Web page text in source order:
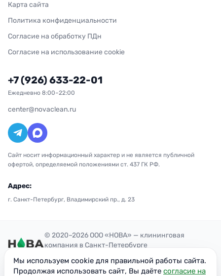
Карта сайта
Политика конфиденциальности
Согласие на обработку ПДн
Согласие на использование cookie
+7 (926) 633-22-01
Ежедневно 8:00–22:00
center@novaclean.ru
Сайт носит информационный характер и не является публичной
офертой, определяемой положениями ст. 437 ГК РФ.
Адрес:
г. Санкт-Петербург, Владимирский пр., д. 23
© 2020–2026 ООО «НОВА» — клининговая
компания в Санкт-Петербурге
ОГРН: 1207700300851
ИНН: 7716949113
Мы используем cookie для правильной работы сайта.
Продолжая использовать сайт, Вы даёте согласие на